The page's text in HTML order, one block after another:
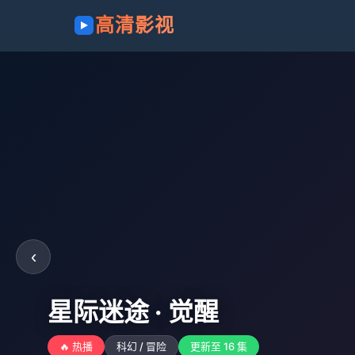
高清影视
星际迷途 · 觉醒
🔥 热播 科幻 / 冒险 更新至 16 集
‹